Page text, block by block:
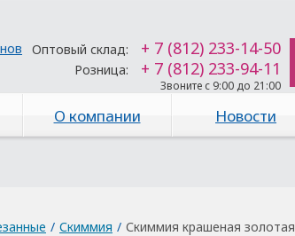
Оптовый склад: + 7 (812) 233-14-50
Розница: + 7 (812) 233-94-11
Звоните с 9:00 до 21:00
О компании Новости
/ Скиммия / Скиммия крашеная золотая